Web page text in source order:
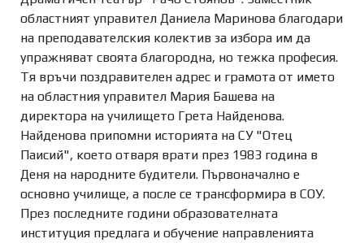
областният управител Даниела Маринова благодари
на преподавателския колектив за избора им да
упражняват своята благородна, но тежка професия.
Тя връчи поздравителен адрес и грамота от името
на областния управител Мария Башева на
директора на училището Грета Найденова.
Найденова припомни историята на СУ "Отец
Паисий", което отваря врати през 1983 година в
Деня на народните будители. Първоначално е
основно училище, а после се трансформира в СОУ.
През последните години образователната
институция предлага и обучение направленията